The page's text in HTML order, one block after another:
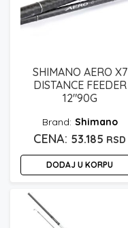
SHIMANO AERO X7
DISTANCE FEEDER
12″90G
Shimano
53.185 RSD
DODAJ U KORPU